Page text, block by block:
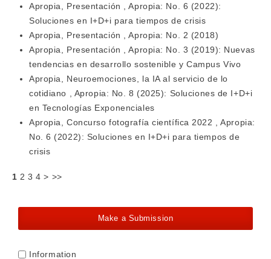
Apropia, Presentación ,Apropia: No. 6 (2022):
Soluciones en I+D+i para tiempos de crisis
Apropia, Presentación ,Apropia: No. 2 (2018)
Apropia, Presentación ,Apropia: No. 3 (2019): Nuevas
tendencias en desarrollo sostenible y Campus Vivo
Apropia, Neuroemociones, la IA al servicio de lo
cotidiano
Apropia: No. 8 (2025): Soluciones de I+D+i
en Tecnologías Exponenciales
Apropia,Concurso fotografía científica 2022 ,Apropia:
No. 6 (2022): Soluciones en I+D+i para tiempos de
crisis
1 2 3 4 > >>
Make a Submission
Information